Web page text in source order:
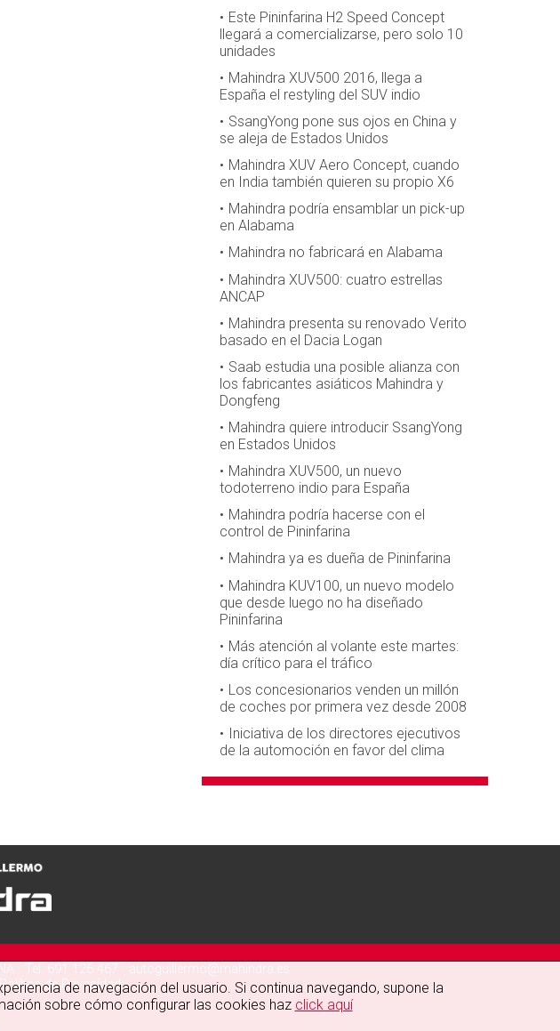
Este Pininfarina H2 Speed Concept
llegará a comercializarse, pero solo 10
unidades
Mahindra XUV500 2016, llega a
España el restyling del SUV indio
SsangYong pone sus ojos en China y
se aleja de Estados Unidos
Mahindra XUV Aero Concept, cuando
en India también quieren su propio X6
Mahindra podría ensamblar un pick-up
en Alabama
Mahindra no fabricará en Alabama
Mahindra XUV500: cuatro estrellas
ANCAP
Mahindra presenta su renovado Verito
basado en el Dacia Logan
Saab estudia una posible alianza con
los fabricantes asiáticos Mahindra y
Dongfeng
Mahindra quiere introducir SsangYong
en Estados Unidos
Mahindra XUV500, un nuevo
todoterreno indio para España
Mahindra podría hacerse con el
control de Pininfarina
Mahindra ya es dueña de Pininfarina
Mahindra KUV100, un nuevo modelo
que desde luego no ha diseñado
Pininfarina
Más atención al volante este martes:
día crítico para el tráfico
Los concesionarios venden un millón
de coches por primera vez desde 2008
Iniciativa de los directores ejecutivos
de la automoción en favor del clima
· Tel. 691 126 467 ·
autoguillermo@mahindra.es
Política de Privacidadde navegación del usuario. Si continua navegando, supone la
sobre cómo configurar las cookies haz click aquí